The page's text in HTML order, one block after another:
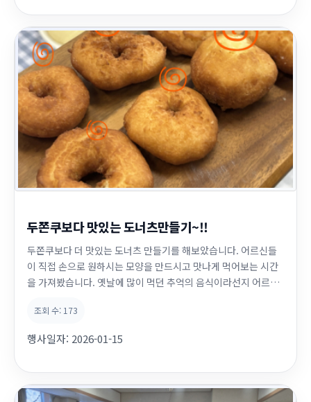
두쫀쿠보다 맛있는 도너츠만들기~!!
두쫀쿠보다 더 맛있는 도너츠 만들기를 해보았습니다. 어르신들
이 직접 손으로 원하시는 모양을 만드시고 맛나게 먹어보는 시간
을 가져봤습니다. 옛날에 많이 먹던 추억의 음식이라선지 어르신
조회 수: 173
행사일자: 2026-01-15